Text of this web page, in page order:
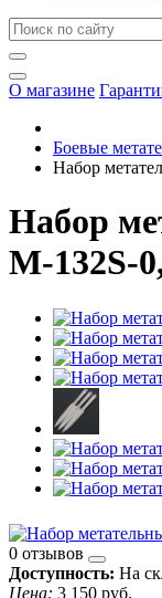
О магазине
Боевые
Набор
Набор
M-132S-
0 отзывов
Доступность: На
Цена: 3 150 руб.